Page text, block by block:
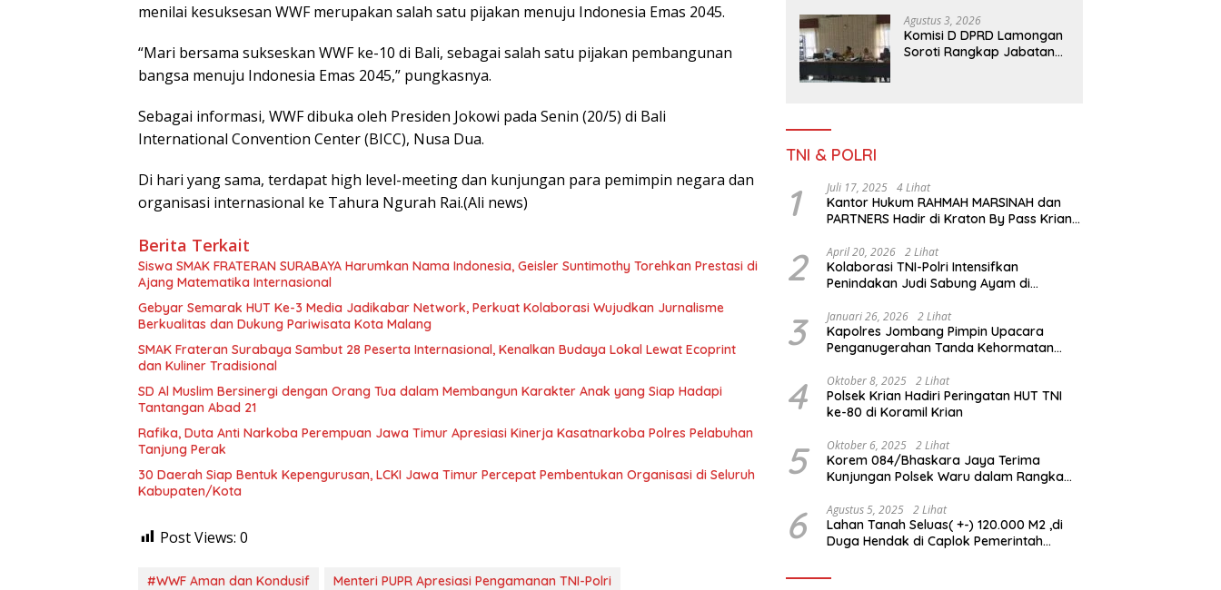
menilai kesuksesan WWF merupakan salah satu pijakan menuju Indonesia Emas 2045.
“Mari bersama sukseskan WWF ke-10 di Bali, sebagai salah satu pijakan pembangunan
bangsa menuju Indonesia Emas 2045,” pungkasnya.
Sebagai informasi, WWF dibuka oleh Presiden Jokowi pada Senin (20/5) di Bali
International Convention Center (BICC), Nusa Dua.
Di hari yang sama, terdapat high level-meeting dan kunjungan para pemimpin negara dan
organisasi internasional ke Tahura Ngurah Rai.(Ali news)
Berita Terkait
Siswa SMAK FRATERAN SURABAYA Harumkan Nama Indonesia, Geisler Suntimothy Torehkan Prestasi di
Ajang Matematika Internasional
Gebyar Semarak HUT Ke-3 Media Jadikabar Network, Perkuat Kolaborasi Wujudkan Jurnalisme
Berkualitas dan Dukung Pariwisata Kota Malang
SMAK Frateran Surabaya Sambut 28 Peserta Internasional, Kenalkan Budaya Lokal Lewat Ecoprint
dan Kuliner Tradisional
SD Al Muslim Bersinergi dengan Orang Tua dalam Membangun Karakter Anak yang Siap Hadapi
Tantangan Abad 21
Rafika, Duta Anti Narkoba Perempuan Jawa Timur Apresiasi Kinerja Kasatnarkoba Polres Pelabuhan
Tanjung Perak
30 Daerah Siap Bentuk Kepengurusan, LCKI Jawa Timur Percepat Pembentukan Organisasi di Seluruh
Kabupaten/Kota
Post Views: 0
#WWF Aman dan Kondusif Menteri PUPR Apresiasi Pengamanan TNI-Polri
III TA. 2026
Agustus 3, 2026
Komisi D DPRD Lamongan
Soroti Rangkap Jabatan
TNI & POLRI
1 Juli 17, 2025 4 Lihat
Kantor Hukum RAHMAH MARSINAH dan
PARTNERS Hadir di Kraton By Pass Krian
2 April 20, 2026 2 Lihat
Kolaborasi TNI-Polri Intensifkan
Penindakan Judi Sabung Ayam di
3 Januari 26, 2026 2 Lihat
Kapolres Jombang Pimpin Upacara
Penganugerahan Tanda Kehormatan
Polri
4 Oktober 8, 2025 2 Lihat
Polsek Krian Hadiri Peringatan HUT TNI
ke-80 di Koramil Krian
5 Oktober 6, 2025 2 Lihat
Korem 084/Bhaskara Jaya Terima
Kunjungan Polsek Waru dalam Rangka
6 Agustus 5, 2025 2 Lihat
Lahan Tanah Seluas( +-) 120.000 M2 ,di
Duga Hendak di Caplok Pemerintah